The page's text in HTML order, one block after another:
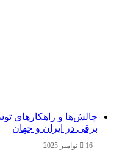
چالش‌ها و راهکارهای
برقی در ایران و جهان
16 نوامبر 2025